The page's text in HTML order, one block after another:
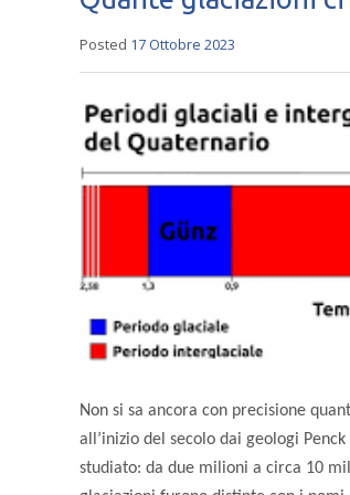
Posted 17 Ottobre 2023
Non si sa ancora con precisione
all’inizio del secolo dai geologi
studiato: da due milioni a circa 10